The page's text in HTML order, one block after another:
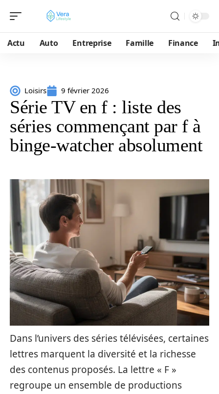
Actu Auto Entreprise Famille Finance
Loisirs 9 février 2026
Série TV en f : liste des
séries commençant par f à
binge-watcher absolument
Dans l’univers des séries télévisées, certaines
lettres marquent la diversité et la richesse
des contenus proposés. La lettre « F »
regroupe un ensemble de productions